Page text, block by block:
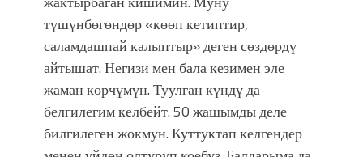
түшүнбөгөндөр «көөп кетиптир,
саламдашпай калыптыр» деген сөздөрдү
айтышат. Негизи мен бала кезимен эле
жаман көрчүмүн. Туулган күндү да
белгилегим келбейт. 50 жашымды деле
билгилеген жокмун. Куттуктап келгендер